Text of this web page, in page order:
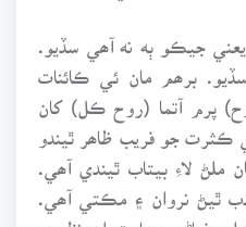
يعني جيڪو ٻه نه آھي سڏيو.
برھم مان ئي ڪائنات
پرم آتما (روح ڪل) کان
ڪثرت جو فريب ظاھر ٿيندو
ملڻ لاءِ بيتاب ٿيندي آھي.
ٿيڻ نروان ۽ مڪتي آھي.
عمارت ان نظريي